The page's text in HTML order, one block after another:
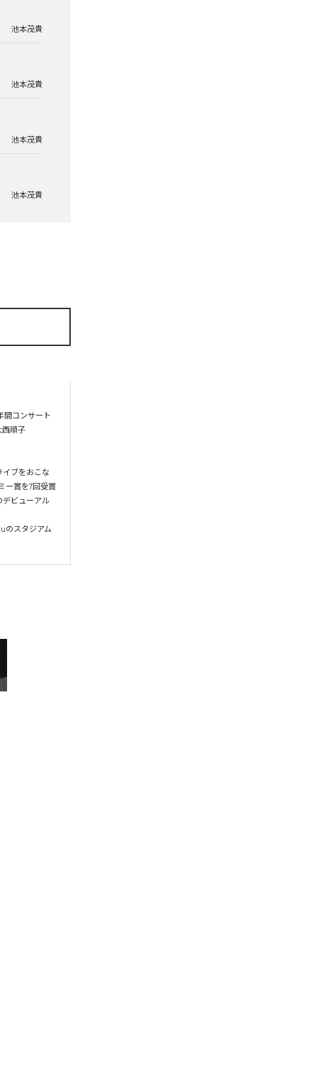
池本茂貴
池本茂貴
池本茂貴
池本茂貴
間コンサート
西順子
イブをおこな
ー賞を7回受賞
デビューアル
のスタジアム